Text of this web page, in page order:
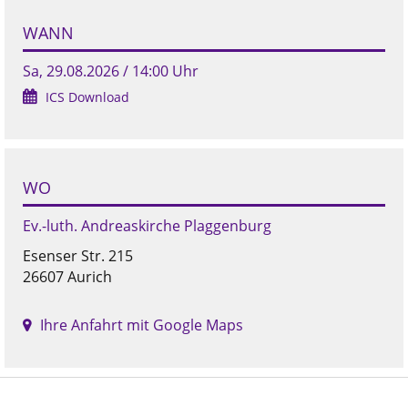
WANN
Sa, 29.08.2026 / 14:00 Uhr
ICS Download
WO
Ev.-luth. Andreaskirche Plaggenburg
Esenser Str. 215
26607 Aurich
Ihre Anfahrt mit Google Maps